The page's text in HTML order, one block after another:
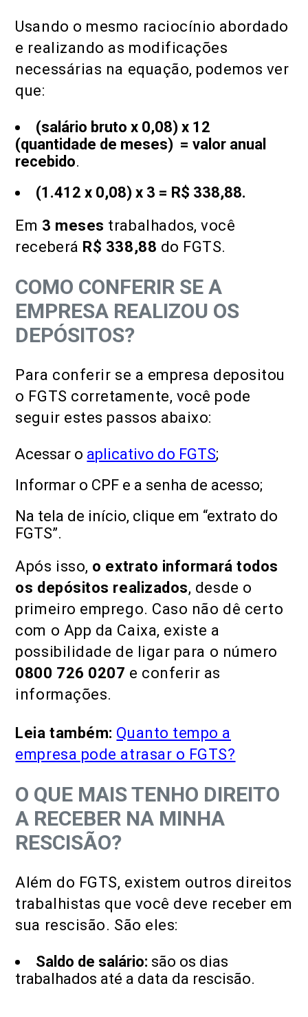
Usando o mesmo raciocínio abordado
e realizando as modificações
necessárias na equação, podemos ver
que:
(salário bruto x 0,08) x 12
(quantidade de meses) = valor anual
recebido.
(1.412 x 0,08) x 3 = R$ 338,88.
Em 3 meses trabalhados, você
receberá R$ 338,88 do FGTS.
COMO CONFERIR SE A
EMPRESA REALIZOU OS
DEPÓSITOS?
Para conferir se a empresa depositou
o FGTS corretamente, você pode
seguir estes passos abaixo:
Acessar o aplicativo do FGTS;
Informar o CPF e a senha de acesso;
Na tela de início, clique em “extrato do
FGTS”.
Após isso, o extrato informará todos
os depósitos realizados, desde o
primeiro emprego. Caso não dê certo
com o App da Caixa, existe a
possibilidade de ligar para o número
0800 726 0207 e conferir as
informações.
Leia também: Quanto tempo a
empresa pode atrasar o FGTS?
O QUE MAIS TENHO DIREITO
A RECEBER NA MINHA
RESCISÃO?
Além do FGTS, existem outros direitos
trabalhistas que você deve receber em
sua rescisão. São eles:
Saldo de salário: são os dias
trabalhados até a data da rescisão.